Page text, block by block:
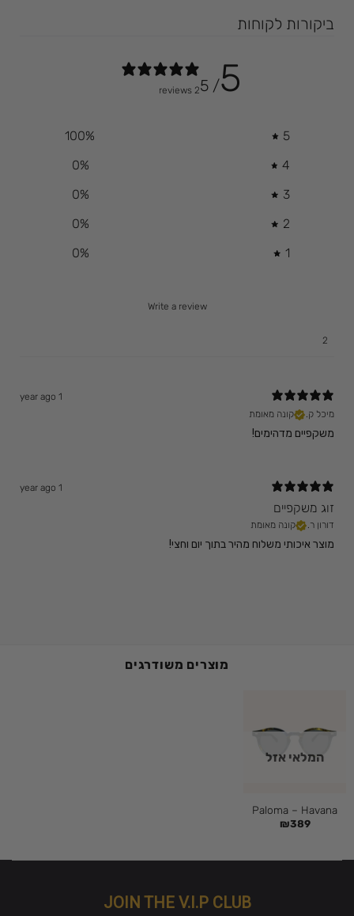
5
/ 5
2 reviews
5
100%
4
0%
3
0%
2
0%
1
0%
Write a review
2
1 year ago
מיכל ק.
משקפיים מדהימים!
1 year ago
זוג משקפיים
דורון ר.
מוצר איכותי משלוח מהיר בתוך יום וחצי!
מוצרים משודרגים
המלאי אזל
Paloma – Havana
₪389
JOIN THE V.I.P CLUB